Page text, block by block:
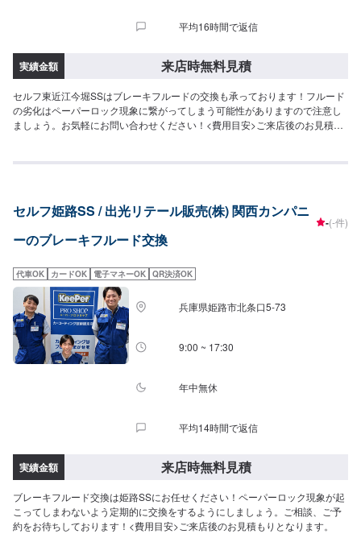
平均16時間で返信
実績金額 来店時無料見積
セルフ東近江今堀SSはブレーキフルードの交換も承っております！フルード
の劣化はペーパーロック現象に繋がってしまう可能性がありますので注意し
ましょう。お気軽にお問い合わせください！<費用目安>ご来店後のお見積も
セルフ姫路SS / 出光リテール販売(株) 関西カンパニ
ーのブレーキフルード交換
-(-件)
代車OK カードOK 電子マネーOK QR決済OK
兵庫県姫路市北条口5-73
9:00 ~ 17:30
年中無休
平均14時間で返信
実績金額 来店時無料見積
ブレーキフルード交換は姫路SSにお任せください！ペーパーロック現象が起
こってしまわないよう定期的に交換をするようにしましょう。ご相談、ご予
約をお待ちしております！<費用目安>ご来店後のお見積もりとなります。